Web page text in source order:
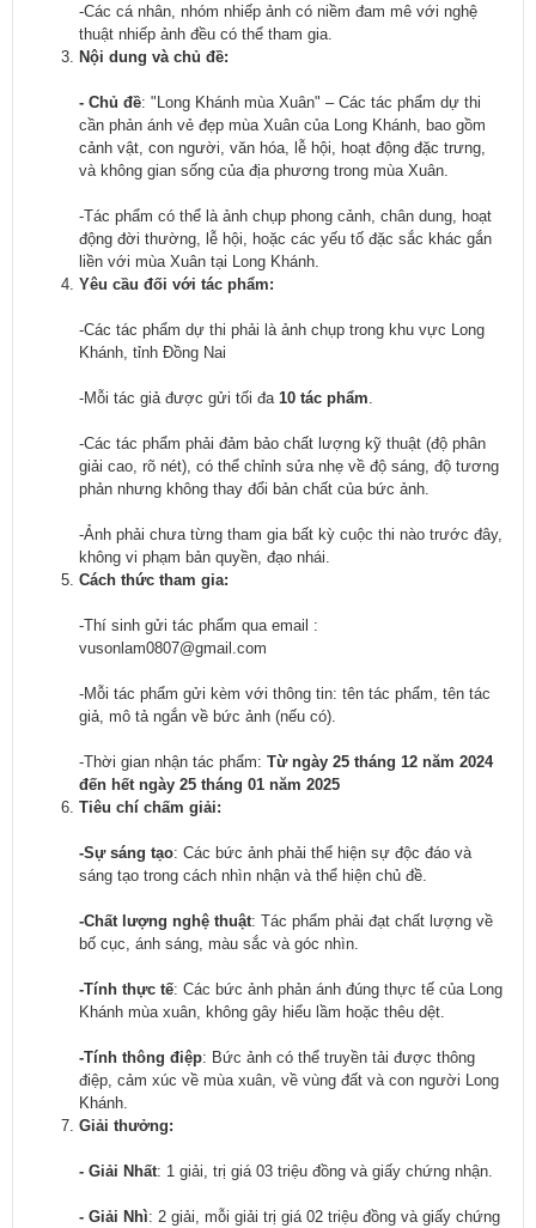
-Các cá nhân, nhóm nhiếp ảnh có niềm đam mê với nghệ
thuật nhiếp ảnh đều có thể tham gia.
Nội dung và chủ đề:
- Chủ đề: "Long Khánh mùa Xuân" – Các tác phẩm dự thi
cần phản ánh vẻ đẹp mùa Xuân của Long Khánh, bao gồm
cảnh vật, con người, văn hóa, lễ hội, hoạt động đặc trưng,
và không gian sống của địa phương trong mùa Xuân.
-Tác phẩm có thể là ảnh chụp phong cảnh, chân dung, hoạt
động đời thường, lễ hội, hoặc các yếu tố đặc sắc khác gắn
liền với mùa Xuân tại Long Khánh.
Yêu cầu đối với tác phẩm:
-Các tác phẩm dự thi phải là ảnh chụp trong khu vực Long
Khánh, tỉnh Đồng Nai
-Mỗi tác giả được gửi tối đa 10 tác phẩm
-Các tác phẩm phải đảm bảo chất lượng kỹ thuật (độ phân
giải cao, rõ nét), có thể chỉnh sửa nhẹ về độ sáng, độ tương
phản nhưng không thay đổi bản chất của bức ảnh.
-Ảnh phải chưa từng tham gia bất kỳ cuộc thi nào trước đây,
không vi phạm bản quyền, đạo nhái.
Cách thức tham gia:
-Thí sinh gửi tác phẩm qua email :
vusonlam0807@gmail.com
-Mỗi tác phẩm gửi kèm với thông tin: tên tác phẩm, tên tác
giả, mô tả ngắn về bức ảnh (nếu có).
-Thời gian nhận tác phẩm: Từ ngày 25 tháng 12 năm 2024
đến hết ngày 25 tháng 01 năm 2025
Tiêu chí chấm giải:
-Sự sáng tạo: Các bức ảnh phải thể hiện sự độc đáo và
sáng tạo trong cách nhìn nhận và thể hiện chủ đề.
-Chất lượng nghệ thuật: Tác phẩm phải đạt chất lượng về
bố cục, ánh sáng, màu sắc và góc nhìn.
-Tính thực tế: Các bức ảnh phản ánh đúng thực tế của Long
Khánh mùa xuân, không gây hiểu lầm hoặc thêu dệt.
-Tính thông điệp: Bức ảnh có thể truyền tải được thông
điệp, cảm xúc về mùa xuân, về vùng đất và con người Long
Khánh.
Giải thưởng:
- Giải Nhất: 1 giải, trị giá 03 triệu đồng và giấy chứng nhận.
- Giải Nhì: 2 giải, mỗi giải trị giá 02 triệu đồng và giấy chứng